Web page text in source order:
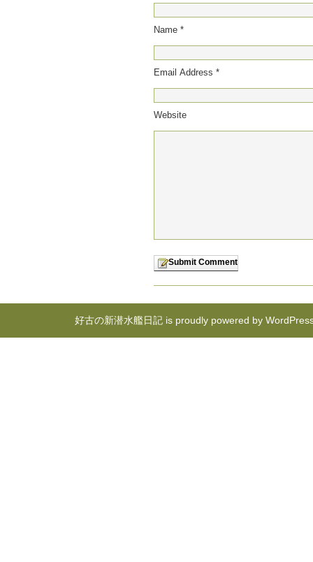
Name *
Email Address *
Website
好古の新潜水艦日記 is proudly powered by